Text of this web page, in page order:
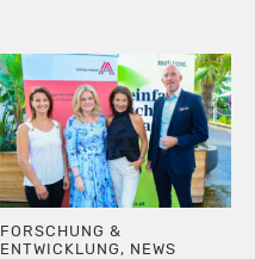
FORSCHUNG &
ENTWICKLUNG , NEWS